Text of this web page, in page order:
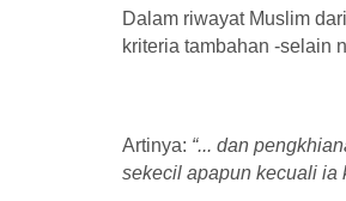
Dalam riwayat Muslim
kriteria tambahan -selain
Artinya: “... dan
sekecil apapun kecuali ia